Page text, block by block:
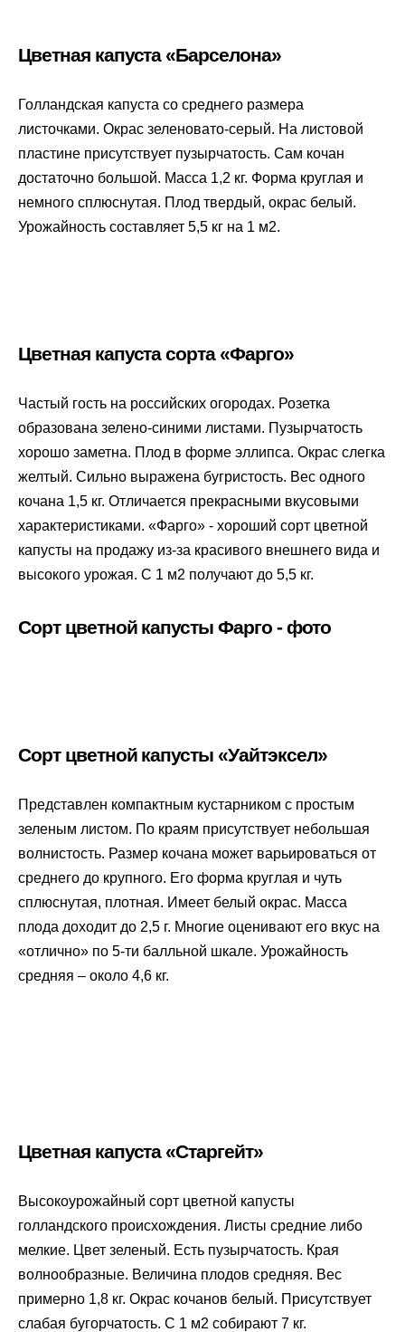
Цветная капуста «Барселона»
Голландская капуста со среднего размера
листочками. Окрас зеленовато-серый. На листовой
пластине присутствует пузырчатость. Сам кочан
достаточно большой. Масса 1,2 кг. Форма круглая и
немного сплюснутая. Плод твердый, окрас белый.
Урожайность составляет 5,5 кг на 1 м2.
Цветная капуста сорта «Фарго»
Частый гость на российских огородах. Розетка
образована зелено-синими листами. Пузырчатость
хорошо заметна. Плод в форме эллипса. Окрас слегка
желтый. Сильно выражена бугристость. Вес одного
кочана 1,5 кг. Отличается прекрасными вкусовыми
характеристиками. «Фарго» - хороший сорт цветной
капусты на продажу из-за красивого внешнего вида и
высокого урожая. С 1 м2 получают до 5,5 кг.
Сорт цветной капусты Фарго - фото
Сорт цветной капусты «Уайтэксел»
Представлен компактным кустарником с простым
зеленым листом. По краям присутствует небольшая
волнистость. Размер кочана может варьироваться от
среднего до крупного. Его форма круглая и чуть
сплюснутая, плотная. Имеет белый окрас. Масса
плода доходит до 2,5 г. Многие оценивают его вкус на
«отлично» по 5-ти балльной шкале. Урожайность
средняя – около 4,6 кг.
Цветная капуста «Старгейт»
Высокоурожайный сорт цветной капусты
голландского происхождения. Листы средние либо
мелкие. Цвет зеленый. Есть пузырчатость. Края
волнообразные. Величина плодов средняя. Вес
примерно 1,8 кг. Окрас кочанов белый. Присутствует
слабая бугорчатость. С 1 м2 собирают 7 кг.